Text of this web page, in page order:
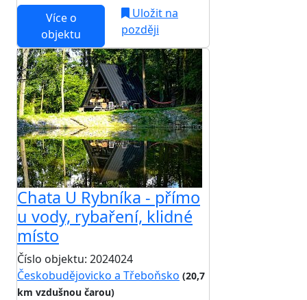
Více o
objektu
Uložit na
později
Chata U Rybníka - přímo
u vody, rybaření, klidné
místo
Číslo objektu: 2024024
Českobudějovicko a Třeboňsko (20,7
km vzdušnou čarou)